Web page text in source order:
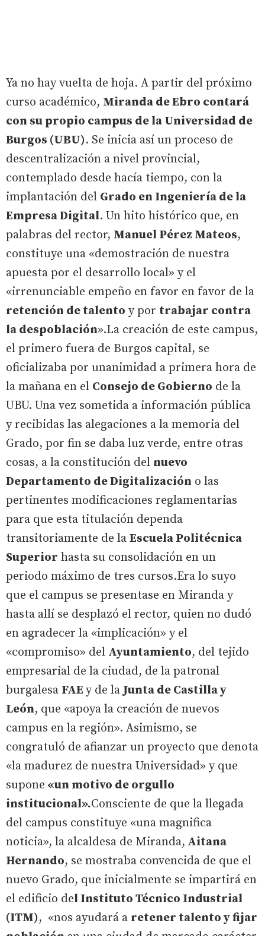
Ya no hay vuelta de hoja. A partir del próximo
curso académico, Miranda de Ebro contará
con su propio campus de la Universidad de
Burgos (UBU). Se inicia así un proceso de
descentralización a nivel provincial,
contemplado desde hacía tiempo, con la
implantación del Grado en Ingeniería de la
Empresa Digital. Un hito histórico que, en
palabras del rector, Manuel Pérez Mateos,
constituye una «demostración de nuestra
apuesta por el desarrollo local» y el
«irrenunciable empeño en favor en favor de la
retención de talento y por trabajar contra
la despoblación».La creación de este campus,
el primero fuera de Burgos capital, se
oficializaba por unanimidad a primera hora de
la mañana en el Consejo de Gobierno de la
UBU. Una vez sometida a información pública
y recibidas las alegaciones a la memoria del
Grado, por fin se daba luz verde, entre otras
cosas, a la constitución del nuevo
Departamento de Digitalización o las
pertinentes modificaciones reglamentarias
para que esta titulación dependa
transitoriamente de la Escuela Politécnica
Superior hasta su consolidación en un
periodo máximo de tres cursos.Era lo suyo
que el campus se presentase en Miranda y
hasta allí se desplazó el rector, quien no dudó
en agradecer la «implicación» y el
«compromiso» del Ayuntamiento, del tejido
empresarial de la ciudad, de la patronal
burgalesa FAE y de la Junta de Castilla y
León, que «apoya la creación de nuevos
campus en la región». Asimismo, se
congratuló de afianzar un proyecto que denota
«la madurez de nuestra Universidad» y que
supone «un motivo de orgullo
institucional».Consciente de que la llegada
del campus constituye «una magnifica
noticia», la alcaldesa de Miranda, Aitana
Hernando, se mostraba convencida de que el
nuevo Grado, que inicialmente se impartirá en
el edificio del Instituto Técnico Industrial
(ITM), «nos ayudará a retener talento y fijar